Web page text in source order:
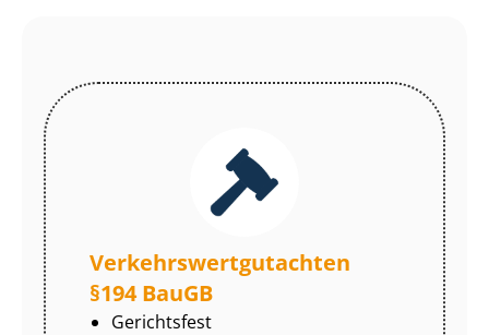
Ver­kehrs­wert­gut­ach­ten
§194 BauGB
Gerichtsfest